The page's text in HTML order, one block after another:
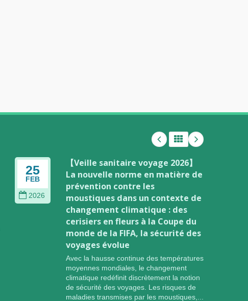
25
FEB
2026
【Veille sanitaire voyage 2026】
La nouvelle norme en matière de
prévention contre les
moustiques dans un contexte de
changement climatique : des
cerisiers en fleurs à la Coupe du
monde de la FIFA, la sécurité des
voyages évolue
Avec la hausse continue des températures
moyennes mondiales, le changement
climatique redéfinit discrètement la notion
de sécurité des voyages. Les risques de
maladies transmises par les moustiques,...